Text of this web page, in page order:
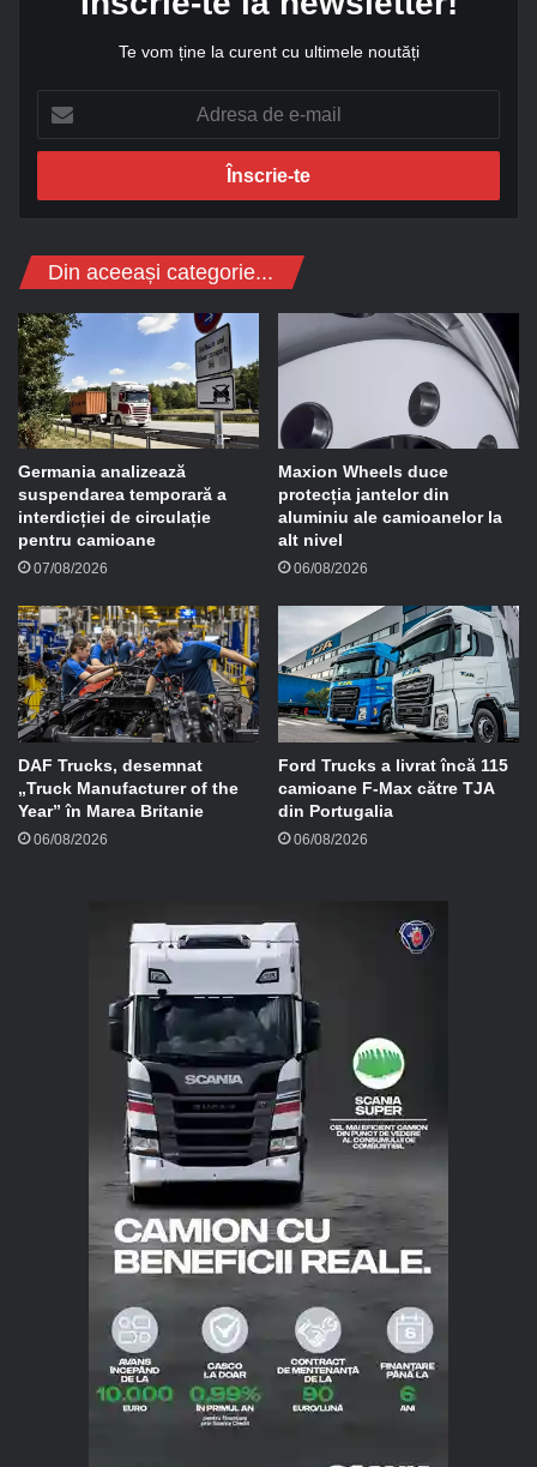
Te vom ține la curent cu ultimele noutăți
r
s
d
-
m
a
i
l
Din aceeași categorie...
Germania analizează
suspendarea temporară a
interdicției de circulație
pentru camioane
07/08/2026
Maxion Wheels duce
protecția jantelor din
aluminiu ale camioanelor la
alt nivel
06/08/2026
DAF Trucks, desemnat
„Truck Manufacturer of the
Year” în Marea Britanie
06/08/2026
Ford Trucks a livrat încă 115
camioane F-Max către TJA
din Portugalia
06/08/2026